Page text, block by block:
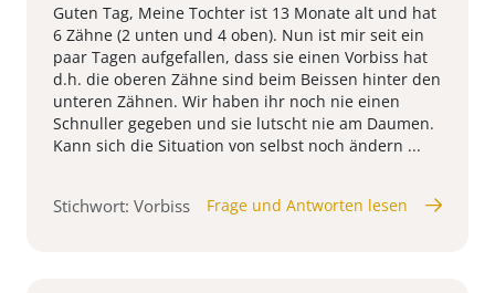
Guten Tag, Meine Tochter ist 13 Monate alt und hat
6 Zähne (2 unten und 4 oben). Nun ist mir seit ein
paar Tagen aufgefallen, dass sie einen Vorbiss hat
d.h. die oberen Zähne sind beim Beissen hinter den
unteren Zähnen. Wir haben ihr noch nie einen
Schnuller gegeben und sie lutscht nie am Daumen.
Kann sich die Situation von selbst noch ändern ...
Stichwort: Vorbiss Frage und Antworten lesen